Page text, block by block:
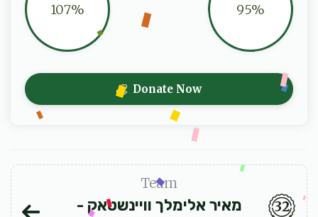
95%
107%
Donate Now
Team
מאיר אלימלך וויינשטאק -
32